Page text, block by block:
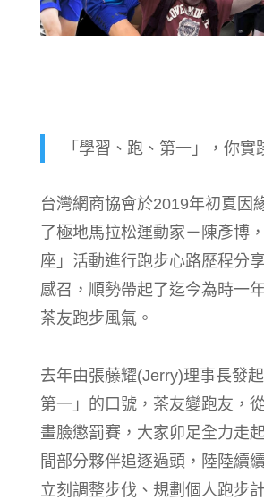
「學習、跑、第一」，你實
台灣網商協會於2019年初夏因
了極地馬拉松運動家－陳彥博
座」活動進行跑步心路歷程分
感召，順勢帶起了迄今為時一
茶友跑步風氣。
去年由張藤耀(Jerry)理事長發
第一」的口號，茶友變跑友，
畫臉懲罰賽，大家卯足全力走
間部分夥伴追逐過頭，陸陸續
立刻調整步伐、規劃個人跑步